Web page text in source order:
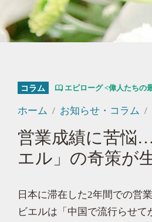
コラム エピローグ <偉人たちの
ホーム お知らせ・コラム
営業成績に苦悩
エル」の奇策が
日本に滞在した2年間での営
ビエルは「中国で流行らせ